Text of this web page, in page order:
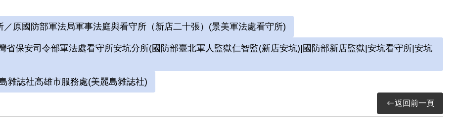
原國防部軍法局軍事法庭與看守所（新店二十張）(景美軍法處看守所)
省保安司令部軍法處看守所安坑分所(國防部臺北軍人監獄仁智監(新店安坑)|國防部新店監獄|安坑看守所|安坑
雜誌社高雄市服務處(美麗島雜誌社)
返回前一頁